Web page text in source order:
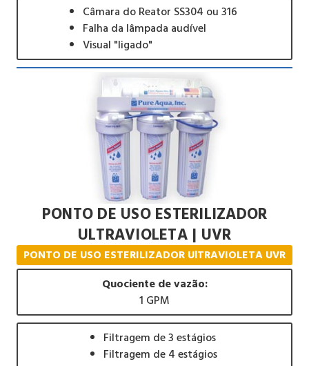
Câmara do Reator SS304 ou 316
Falha da lâmpada audível
Visual "ligado"
PONTO DE USO ESTERILIZADOR
ULTRAVIOLETA | UVR
PONTO DE USO ESTERILIZADOR UlTRAVIOLETA UVR
Quociente de vazão:
1 GPM
Filtragem de 3 estágios
Filtragem de 4 estágios